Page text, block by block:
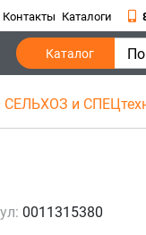
Контакты Каталоги
Каталог
СЕЛЬХОЗ и
0011315380